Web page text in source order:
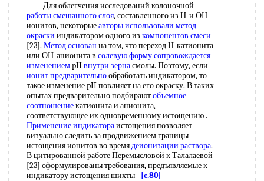
Для облегчения исследований колоночной
работы смешанного слоя, составленного из Н-и ОН-
ионитов, некоторыеавторы использовали метод
окраски индикатором одного из компонентов смеси
[23]. Метод основан на том, что переход Н-катионита
или ОН-анионита в солевую формусопровождается
изменениемpHвнутри зернасмолы. Поэтому, если
ионит предварительнообработать индикатором, то
такое изменение pH повлияет на его окраску. В таких
опытах предварительно подбираютобъемное
соотношениекатионита и анионита,
соответствующее их одновременному истощению .
Применение индикатораистощения позволяет
визуально следить за продвижением границы
истощения ионитов во времядеионизации раствора.
В цитированной работе Перемысловой к Талалаевой
[23] сформулированы требования, предъявляемые к
индикатору истощения шихты
[c.80]